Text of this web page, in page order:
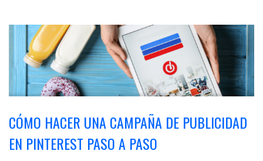
CÓMO HACER UNA CAMPAÑA DE PUBLICIDAD
EN PINTEREST PASO A PASO